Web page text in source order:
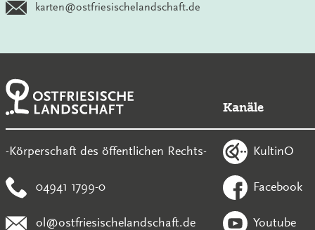
karten@ostfriesischelandschaft.de
-Körperschaft des öffentlichen Rechts-
04941 1799-0
ol@ostfriesischelandschaft.de
Kanäle
KultinO
Facebook
Youtube